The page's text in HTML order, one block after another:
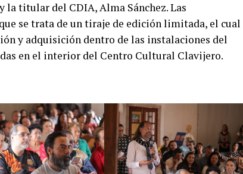
la titular del CDIA, Alma Sánchez. Las
se trata de un tiraje de edición limitada, el cual
y adquisición dentro de las instalaciones del
en el interior del Centro Cultural Clavijero.